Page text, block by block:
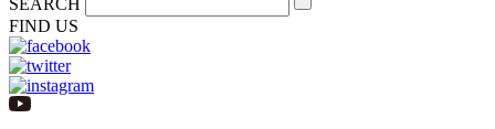
SEARCH
FIND US